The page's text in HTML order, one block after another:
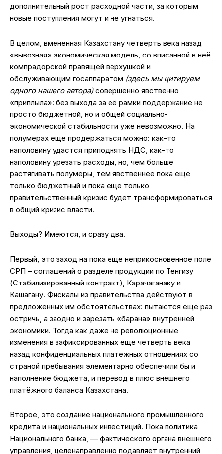
дополнительный рост расходной части, за которым
новые поступления могут и не угнаться.
В целом, вмененная Казахстану четверть века назад
«вывозная» экономическая модель, со вписанной в неё
компрадорской правящей верхушкой и
обслуживающим госаппаратом (здесь мы цитируем
одного нашего автора)совершенно явственно
«приплыла»: без выхода за её рамки поддержание не
просто бюджетной, но и общей социально-
экономической стабильности уже невозможно. На
полумерах еще продержаться можно: как-то
наполовину удастся приподнять НДС, как-то
наполовину урезать расходы, но, чем больше
растягивать полумеры, тем явственнее пока еще
только бюджетный и пока еще только
правительственный кризис будет трансформироваться
в общий кризис власти.
Выходы? Имеются, и сразу два.
Первый, это заход на пока еще неприкосновенное поле
СРП – соглашений о разделе продукции по Тенгизу
(Стабилизированный контракт), Карачаганаку и
Кашагану. Фискалы из правительства действуют в
предложенных им обстоятельствах: пытаются ещё раз
остричь, а заодно и зарезать «барана» внутренней
экономики. Тогда как даже не революционные
изменения в зафиксированных ещё четверть века
назад конфиденциальных платежных отношениях со
страной пребывания элементарно обеспечили бы и
наполнение бюджета, и перевод в плюс внешнего
платёжного баланса Казахстана.
Второе, это создание национального промышленного
кредита и национальных инвестиций. Пока политика
Национального банка, — фактического органа внешнего
управления, целенаправленно подавляет внутренний